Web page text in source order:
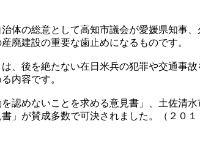
体の総意として高知市議会が愛媛県知事、
廃建設の重要な歯止めになるものです。
、後を絶たない在日米兵の犯罪や交通事故
内容です。
認めないことを求める意見書」、土佐清
」が賛成多数で可決されました。（２０